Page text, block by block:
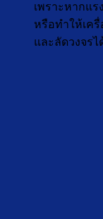
เพราะหากแ
หรือทำให้เค
และลัดวงจรไ